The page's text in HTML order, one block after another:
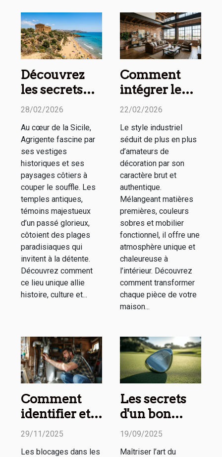
Découvrez
les secrets
des temples
plages
d'Agrigente
28/02/2026
Au cœur de la Sicile,
Agrigente fascine par
ses vestiges
historiques et ses
paysages côtiers à
couper le souffle. Les
temples antiques,
témoins majestueux
d’un passé glorieux,
côtoient des plages
paradisiaques qui
invitent à la détente.
Découvrez comment
ce lieu unique allie
histoire, culture et...
Comment
intégrer le
style
dans votre
intérieur ?
22/02/2026
Le style industriel
séduit de plus en plus
d’amateurs de
décoration par son
caractère brut et
authentique.
Mélangeant matières
premières, couleurs
sobres et mobilier
fonctionnel, il offre une
atmosphère unique et
chaleureuse à
l’intérieur. Découvrez
comment transformer
chaque pièce de votre
maison...
Comment
identifier et
résoudre les
29/11/2025
Les blocages dans les
Les secrets
d'un bon
wedge
19/09/2025
Maîtriser l’art du